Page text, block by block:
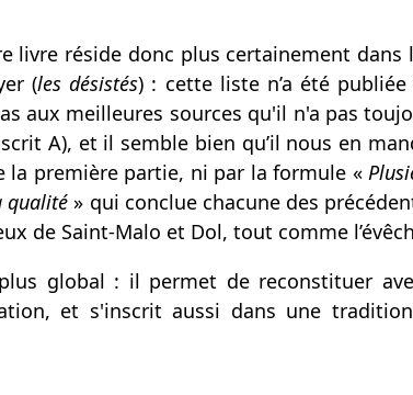
livre réside donc plus certainement
(les désistés) : cette liste n’a été
aux meilleures sources qu'il n'a pas
A), et il semble bien qu’il nous en
la première partie, ni par la formule «
qualité » qui conclue chacune des
de Saint-Malo et Dol, tout comme
global : il permet de reconstituer
et s'inscrit aussi dans une